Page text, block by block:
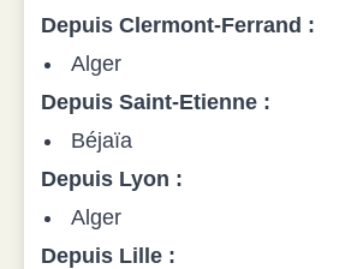
Depuis Clermont-Ferrand :
Alger
Depuis Saint-Etienne :
Béjaïa
Depuis Lyon :
Alger
Depuis Lille :